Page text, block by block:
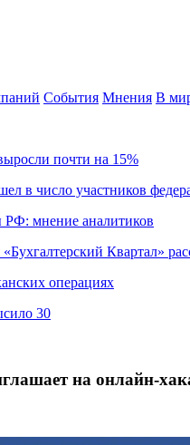
События Мнения В
почти на 15%
в число участников
РФ: мнение аналитиков
Квартал»
операциях
30
на онлайн-